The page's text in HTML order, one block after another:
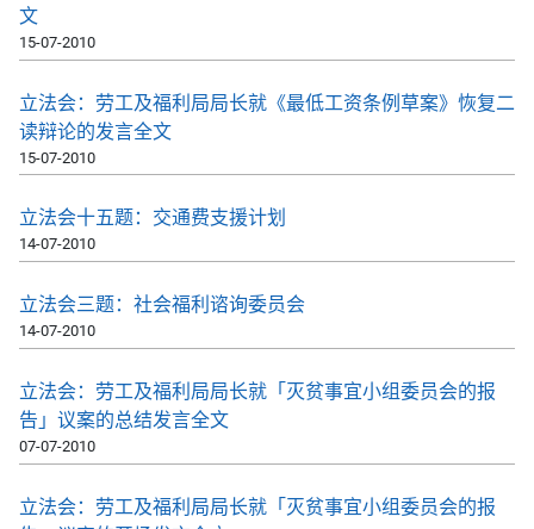
文
15-07-2010
立法会：劳工及福利局局长就《最低工资条例草案》恢复二
读辩论的发言全文
15-07-2010
立法会十五题：交通费支援计划
14-07-2010
立法会三题：社会福利谘询委员会
14-07-2010
立法会：劳工及福利局局长就「灭贫事宜小组委员会的报
告」议案的总结发言全文
07-07-2010
立法会：劳工及福利局局长就「灭贫事宜小组委员会的报